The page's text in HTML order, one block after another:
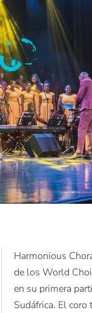
Harmonious
de los World
en su primera
Sudáfrica. El coro